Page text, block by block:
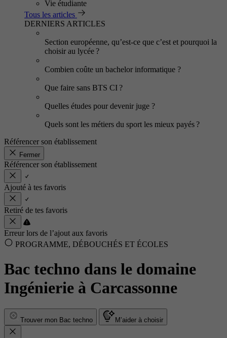
Vie étudiante
Tous les articles
DERNIERS ARTICLES
Section européenne, qu’est-ce que c’est et pourquoi la
choisir au lycée ?
Combien coûte un bachelor informatique ?
Que faire sans BTS CI ?
Quelles études pour devenir juge ?
Quels sont les métiers du sport les mieux payés ?
Référencer son établissement
Fermer
Référencer son établissement
Ajouté à tes favoris
Retiré de tes favoris
Erreur lors de l’ajout aux favoris
PROGRAMME, DÉBOUCHÉS ET ÉCOLES
Bac techno dans le domaine
Ingénierie à Carcassonne
Trouver mon Bac techno M’aider à choisir